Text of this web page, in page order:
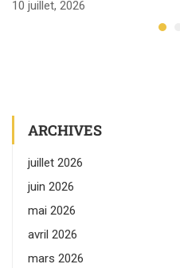
10 juillet, 2026
ARCHIVES
juillet 2026
juin 2026
mai 2026
avril 2026
mars 2026